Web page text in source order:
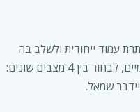
עמוד ייחודית ולשלב בה
מצגות, שליטה על כותרת וקישורים פנימיים, לבחור בין 4 מצבים שונים: